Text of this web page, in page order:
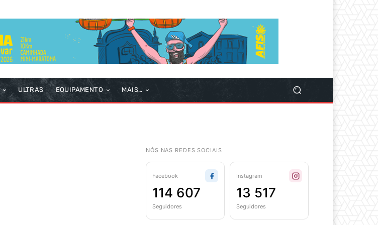
ULTRAS EQUIPAMENTO MAIS…
NÓS NAS REDES SOCIAIS
Facebook
114 607
Seguidores
Instagram
13 517
Seguidores